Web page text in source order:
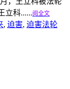
立科......阅全文
, 迫害, 迫害法轮